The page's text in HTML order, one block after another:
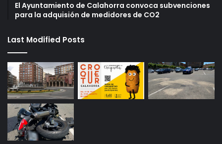
El Ayuntamiento de Calahorra convoca subvenciones
para la adquisión de medidores de CO2
Last Modified Posts